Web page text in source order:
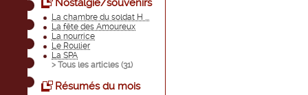
Nostalgie/souvenirs
La chambre du soldat H ...
La fête des Amoureux
La nourrice
Le Roulier
La SPA
> Tous les articles (31)
Résumés du mois